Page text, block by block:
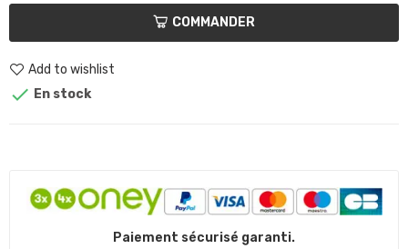
COMMANDER
Add to wishlist
 En stock
Paiement sécurisé garanti.